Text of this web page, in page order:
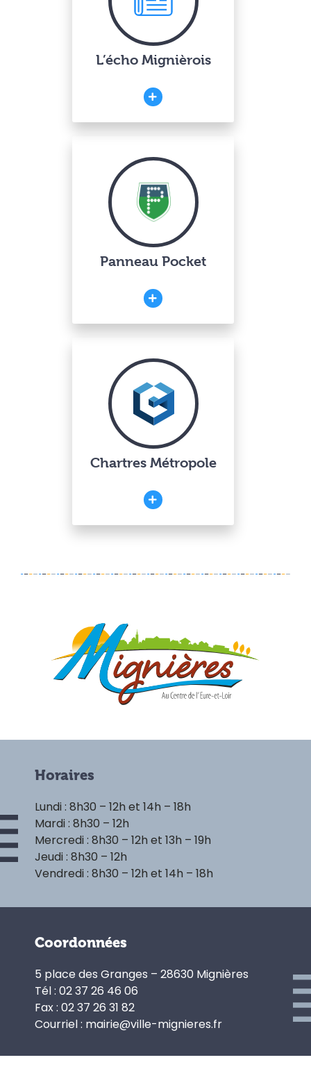
L’écho Mignièrois
Panneau Pocket
Chartres Métropole
Horaires
Lundi : 8h30 – 12h et 14h – 18h
Mardi : 8h30 – 12h
Mercredi : 8h30 – 12h et 13h – 19h
Jeudi : 8h30 – 12h
Vendredi : 8h30 – 12h et 14h – 18h
Coordonnées
5 place des Granges – 28630 Mignières
Tél : 02 37 26 46 06
Fax : 02 37 26 31 82
Courriel : mairie@ville-mignieres.fr